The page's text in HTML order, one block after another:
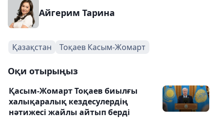
Айгерим Тарина
Қазақстан Тоқаев Касым-Жомарт
Оқи отырыңыз
Қасым-Жомарт Тоқаев биылғы
халықаралық кездесулердің
нәтижесі жайлы айтып берді